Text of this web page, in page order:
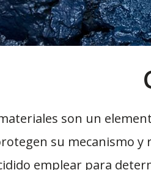
son un
su mecanismo y
emplear para